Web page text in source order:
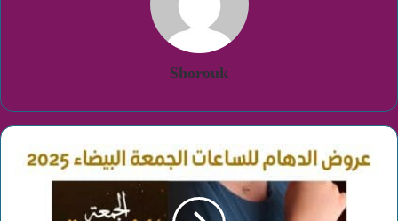
Shorouk
عروض
الدهام
للساعات